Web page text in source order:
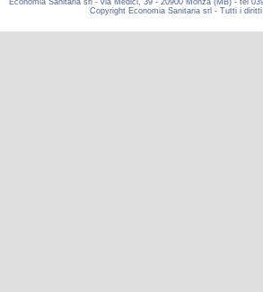
Economia Sanitaria srl - via Medici, 39 - 20900 Monza (MB) - tel
Copyright Economia Sanitaria srl - Tutti i